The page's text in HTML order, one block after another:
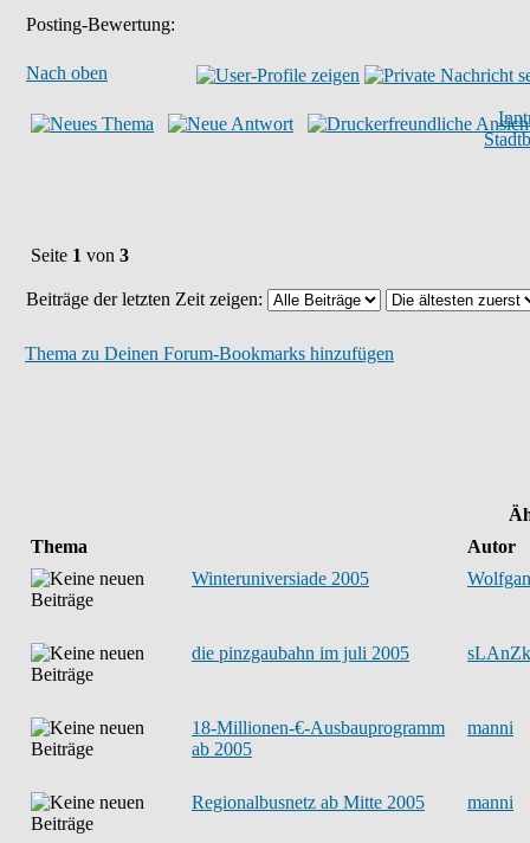
Posting-Bewertung:
Nach oben
Seite 1 von 3
Beiträge der letzten Zeit zeigen:
Thema zu Deinen Forum-Bookmarks hinzufügen
Thema
Autor
Winteruniversiade 2005
die pinzgaubahn im juli 2005 sLAnZk
18-Millionen-€-Ausbauprogramm
ab 2005
manni
Regionalbusnetz ab Mitte 2005 manni